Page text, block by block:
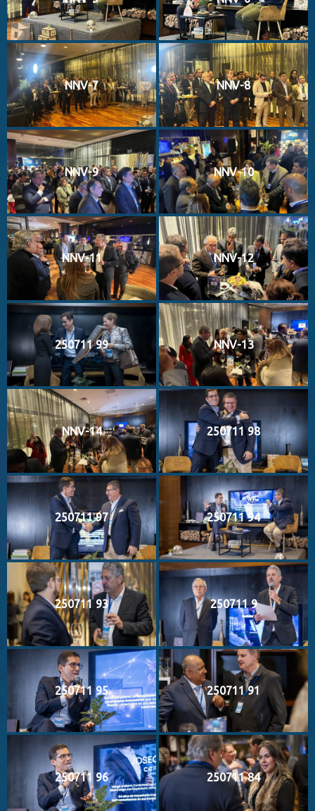
NNV-7 NNV-8
NNV-9 NNV-10
NNV-11 NNV-12
250711 99 NNV-13
NNV-14 250711 98
250711 97 250711 94
250711 93 250711 9
250711 95 250711 91
250711 96 250711 84